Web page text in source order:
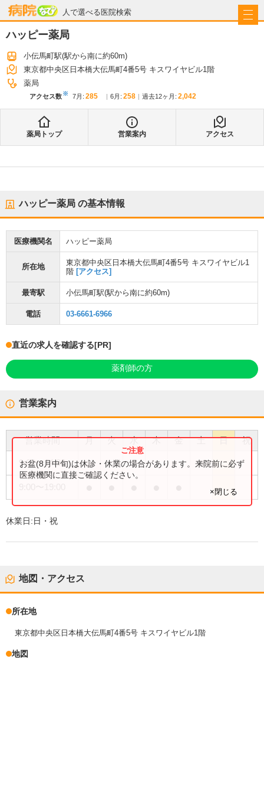
人で選べる医院検索
病院なび
ハッピー薬局
小伝馬町駅(駅から南に約60m)
東京都中央区日本橋大伝馬町4番5号 キスワイヤビル1階
薬局
アクセス数※ 7月 : 285 6月 : 258 過去12ヶ月: 2,042
薬局トップ 営業案内 アクセス
ハッピー薬局 の基本情報
医療機関名 ハッピー薬局
所在地
東京都中央区日本橋大伝馬町4番5号 キスワイヤビル1
階 [アクセス]
最寄駅 小伝馬町駅(駅から南に約60m)
電話 03-6661-6966
直近の求人を確認する[PR]
薬剤師の方
営業案内
営業時間 月 火 水 木 金 土 日 祝
9:00〜 14:00 ●
お盆(8月中旬)は休診・休業の場合があります。来院前に必ず
医療機関に直接ご確認ください。
×閉じる
休業日:日・祝
地図・アクセス
所在地
東京都中央区日本橋大伝馬町4番5号 キスワイヤビル1階
地図